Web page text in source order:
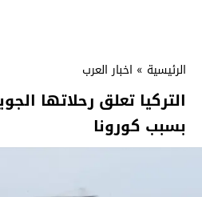
الرئيسية » اخبار العرب
التركيا تعلق رحلاتها
بسبب كورونا